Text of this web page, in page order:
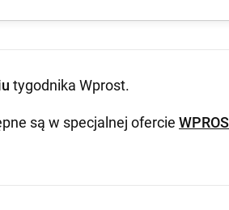
tygodnika Wprost.
są w specjalnej ofercie